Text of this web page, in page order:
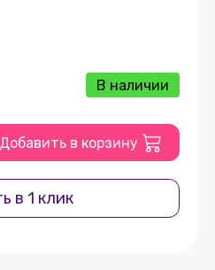
В наличии
Добавить в корзину
в 1 клик